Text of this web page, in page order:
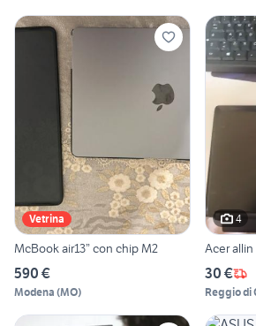
Vetrina
McBook air13” con chip M2
590 €
Modena (MO)
4
Acer
30 €
Reggio di